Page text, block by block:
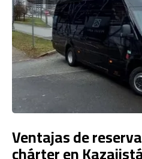
Ventajas de